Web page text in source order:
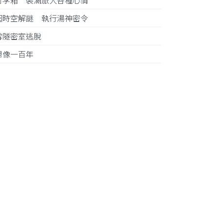
時空解謎 執行湯神密令
隧密室逃脫
像一百年